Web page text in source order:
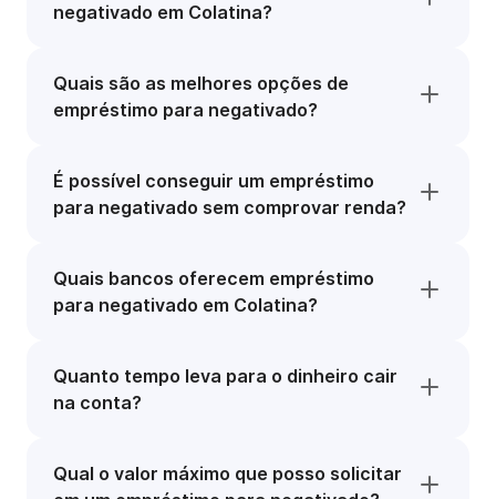
negativado em Colatina?
Quais são as melhores opções de
empréstimo para negativado?
É possível conseguir um empréstimo
para negativado sem comprovar renda?
Quais bancos oferecem empréstimo
para negativado em Colatina?
Quanto tempo leva para o dinheiro cair
na conta?
Qual o valor máximo que posso solicitar